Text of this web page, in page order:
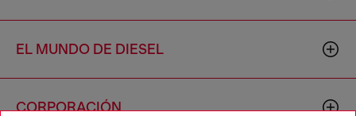
EL MUNDO DE DIESEL
CORPORACIÓN